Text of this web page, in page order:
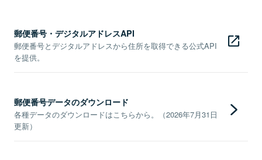
郵便番号・デジタルアドレスAPI
郵便番号とデジタルアドレスから住所を取得できる公式API
を提供。
郵便番号データのダウンロード
各種データのダウンロードはこちらから。（2026年7月31日
更新）